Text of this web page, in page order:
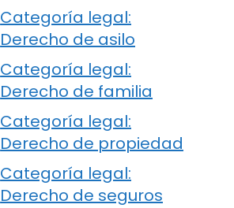
Categoría legal:
Derecho de asilo
Categoría legal:
Derecho de familia
Categoría legal:
Derecho de propiedad
Categoría legal:
Derecho de seguros